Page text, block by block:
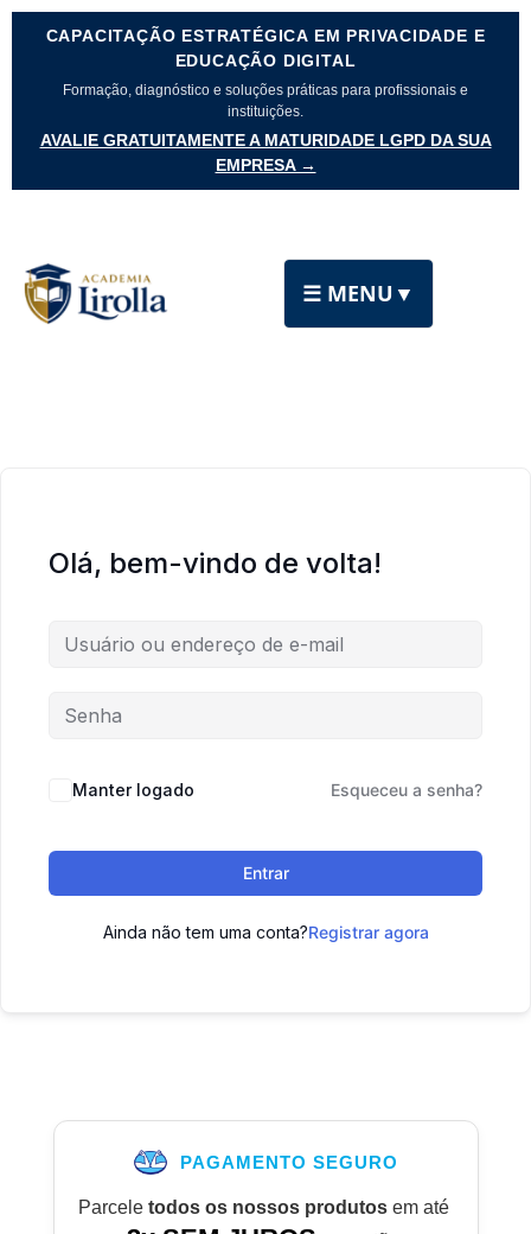
CAPACITAÇÃO ESTRATÉGICA EM PRIVACIDADE E
EDUCAÇÃO DIGITAL
Formação, diagnóstico e soluções práticas para profissionais e
instituições.
AVALIE GRATUITAMENTE A MATURIDADE LGPD DA SUA
EMPRESA →
☰ MENU ▼
Olá, bem-vindo de volta!
Manter logado Esqueceu a senha?
Entrar
Ainda não tem uma conta?Registrar agora
PAGAMENTO SEGURO
Parcele todos os nossos produtosem até